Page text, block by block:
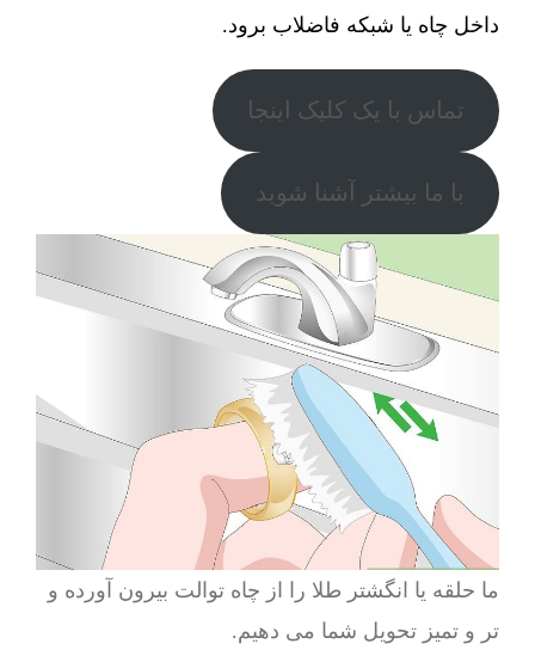
داخل چاه یا شبکه فاضلاب برود.
تماس با یک کلیک اینجا
با ما بیشتر آشنا شوید
ما حلقه یا انگشتر طلا را از چاه توالت بیرون آورده و
تر و تمیز تحویل شما می دهیم.